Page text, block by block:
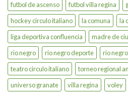
futbol de ascenso
futbol villa regina
hockey circulo italiano
la comuna
la
liga deportiva confluencia
madre de
rio negro
rio negro deporte rio
teatro circulo italiano
torneo regional
universo granate
villa regina voley